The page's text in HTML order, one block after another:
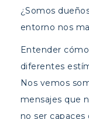
¿Somos
entorno nos
Entender
diferentes
Nos vemos
mensajes que
no ser